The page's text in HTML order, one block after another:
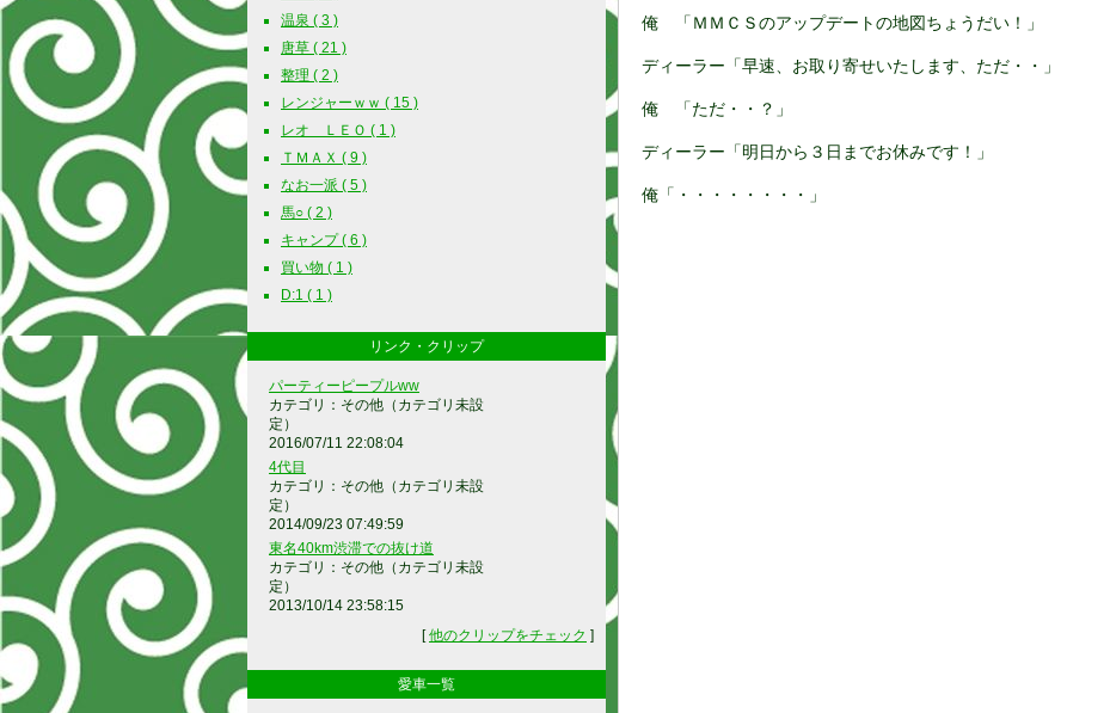
俺 「ＭＭＣＳのアップデートの地図ちょうだい！」
ディーラー「早速、お取り寄せいたします、ただ・・」
俺 「ただ・・？」
ディーラー「明日から３日までお休みです！」
俺「・・・・・・・・」
温泉 ( 3 )
唐草 ( 21 )
整理 ( 2 )
レンジャーｗｗ ( 15 )
レオ ＬＥＯ ( 1 )
ＴＭＡＸ ( 9 )
なお一派 ( 5 )
馬○ ( 2 )
キャンプ ( 6 )
買い物 ( 1 )
D:1 ( 1 )
リンク・クリップ
パーティーピープルww
カテゴリ：その他（カテゴリ未設
定）
2016/07/11 22:08:04
4代目
カテゴリ：その他（カテゴリ未設
定）
2014/09/23 07:49:59
東名40km渋滞での抜け道
カテゴリ：その他（カテゴリ未設
定）
2013/10/14 23:58:15
[他のクリップをチェック ]
愛車一覧